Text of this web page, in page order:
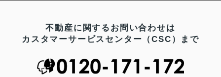
不動産に関するお問い合わせは
カスタマーサービスセンター（CSC）まで